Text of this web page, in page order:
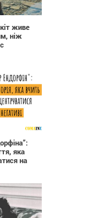
502
живе
ніж
яка
на